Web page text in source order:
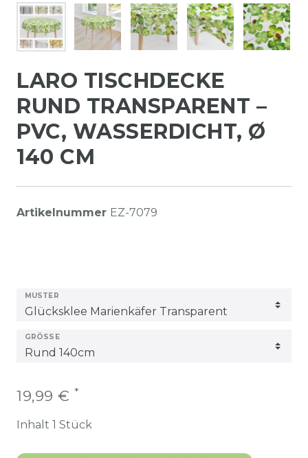
LARO TISCHDECKE
RUND TRANSPARENT –
PVC, WASSERDICHT, Ø
140 CM
Artikelnummer EZ-7079
MUSTER
GRÖSSE
19,99 € *
Inhalt 1 Stück